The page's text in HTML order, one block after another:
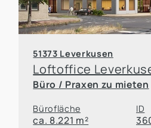
51373 Leverkusen
Büro / Praxen zu mieten
Bürofläche
ca. 8.221 m²
ID